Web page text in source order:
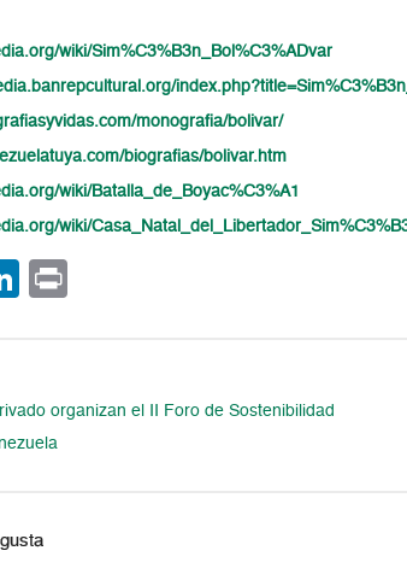
wiki/Sim%C3%B3n_Bol%C3%ADvar
monografia/bolivar/
biografias/bolivar.htm
wiki/Batalla_de_Boyac%C3%A1
wiki/
LinkedIn
organizan el II Foro de Sostenibilidad